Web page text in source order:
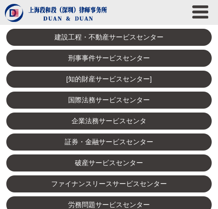
建設工程・不動産サービスセンター
刑事事件サービスセンター
[知的財産サービスセンター]
国際法務サービスセンター
企業法務サービスセンタ
証券・金融サービスセンター
破産サービスセンター
ファイナンスリースサービスセンター
労務問題サービスセンター